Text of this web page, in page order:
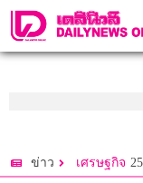
ข่าว เศรษฐกิจ